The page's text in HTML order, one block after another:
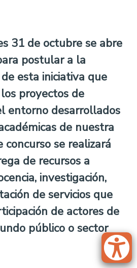
31 de octubre se abre
postular a la
esta iniciativa que
proyectos de
entorno desarrollados
de nuestra
concurso se realizará
de recursos a
investigación,
de servicios que
de actores de
público o sector